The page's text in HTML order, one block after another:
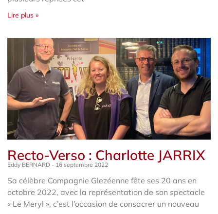
Lire plus »
Recto-Verso : Charlotte JARRIX
Eddy BERNARD 16 septembre 2022
Sa célèbre Compagnie Glezéenne fête ses 20 ans en
octobre 2022, avec la représentation de son spectacle
« Le Meryl », c’est l’occasion de consacrer un nouveau